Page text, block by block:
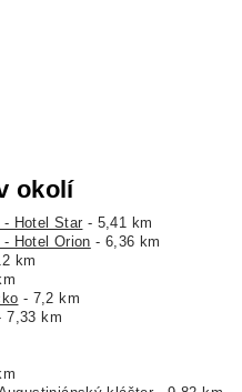
okolí
Hotel Star - 5,41 km
Hotel Orion - 6,36 km
km
- 7,2 km
km